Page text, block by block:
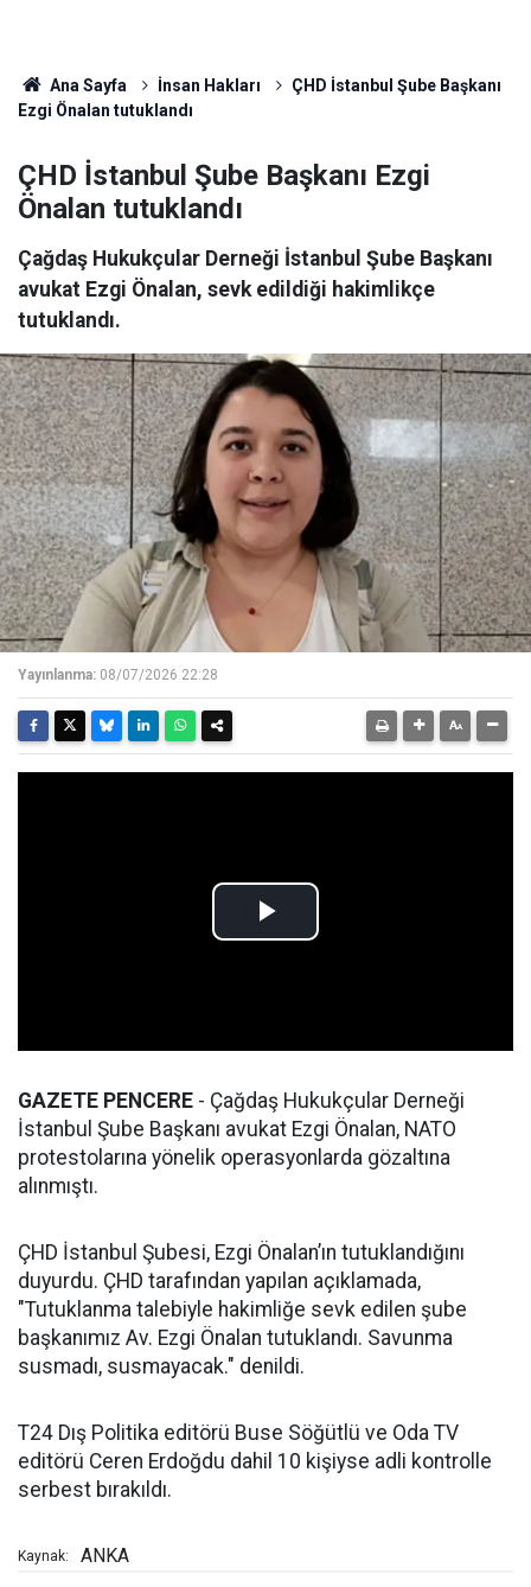
Ana Sayfa İnsan Hakları
ÇHD İstanbul Şube Başkanı
Ezgi Önalan tutuklandı
ÇHD İstanbul Şube Başkanı Ezgi
Önalan tutuklandı
Çağdaş Hukukçular Derneği İstanbul Şube Başkanı
avukat Ezgi Önalan, sevk edildiği hakimlikçe
tutuklandı.
Yayınlanma: 08/07/2026 22:28
GAZETE PENCERE - Çağdaş Hukukçular Derneği
İstanbul Şube Başkanı avukat Ezgi Önalan, NATO
protestolarına yönelik operasyonlarda gözaltına
alınmıştı.
ÇHD İstanbul Şubesi, Ezgi Önalan’ın tutuklandığını
duyurdu. ÇHD tarafından yapılan açıklamada,
"Tutuklanma talebiyle hakimliğe sevk edilen şube
başkanımız Av. Ezgi Önalan tutuklandı. Savunma
susmadı, susmayacak." denildi.
T24 Dış Politika editörü Buse Söğütlü ve Oda TV
editörü Ceren Erdoğdu dahil 10 kişiyse adli kontrolle
serbest bırakıldı.
Kaynak: ANKA